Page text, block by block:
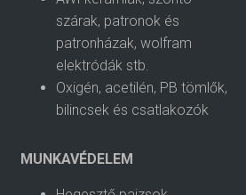
szárak, patronok és
patronházak, wolfram
elektródák stb.
Oxigén, acetilén, PB tömlők,
bilincsek és csatlakozók
MUNKAVÉDELEM